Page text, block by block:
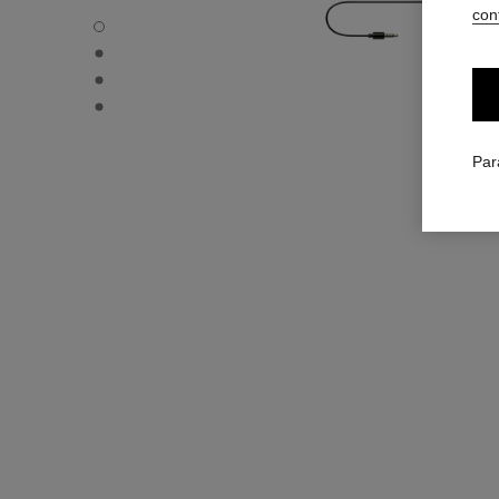
Montre Première Sound - Vue par défaut - voir la version
Montre Première Sound - Vue de profil - voir la version
Montre Première Sound - Vue portée
Montre Première Sound - Vue portée 2 - voir la version